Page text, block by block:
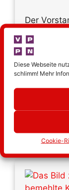
Diese Webseite
schlimm! Mehr
Cookie-
Startseite
Der
um das
mehr